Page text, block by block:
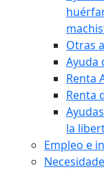
Otras
Ayuda
Renta
Renta
la
Empleo e